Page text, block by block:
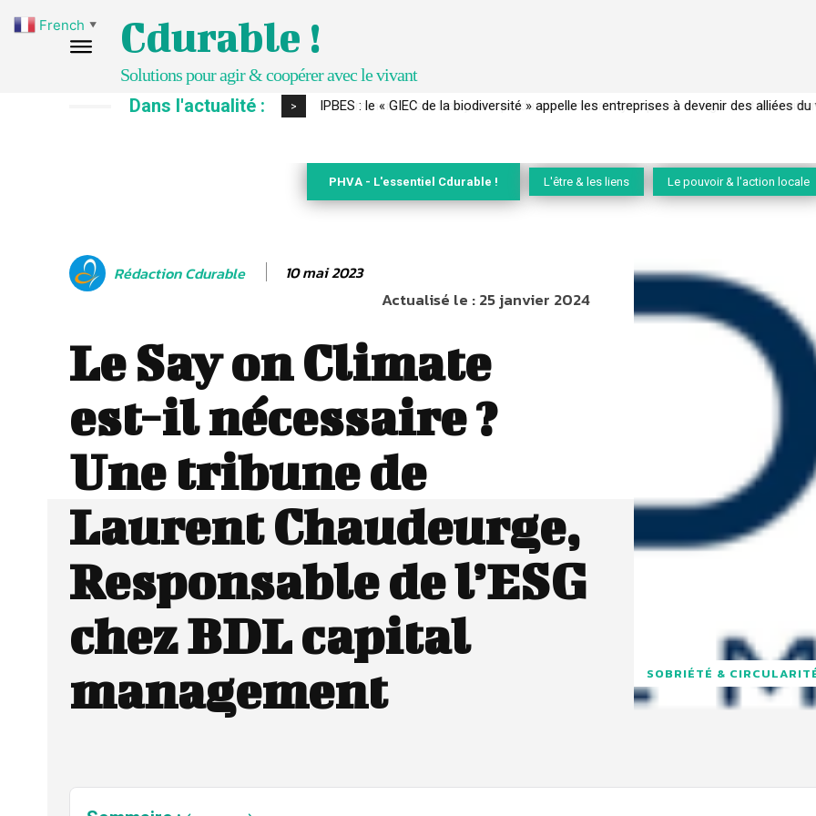
Cdurable !
Solutions pour agir & coopérer avec le vivant
Dans l'actualité : > Comment le sol français a perdu sa mémoire hydrique et déréglé tout le territoire
PHVA - L'essentiel Cdurable ! L'être & les liens Le pouvoir & l'action locale
Rédaction Cdurable 10 mai 2023
Actualisé le :25 janvier 2024
Le Say on Climate
est-il nécessaire ?
Une tribune de
Laurent Chaudeurge,
Responsable de l’ESG
chez BDL capital
management
SOBRIÉTÉ &
French ▼